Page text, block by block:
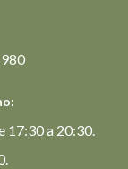
17:30 a 20:30.